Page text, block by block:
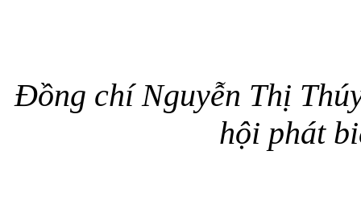
Đồng chí Nguyễn Thị
hội phát